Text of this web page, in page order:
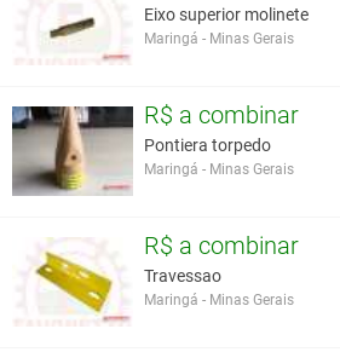
Eixo superior molinete
Maringá - Minas Gerais
R$ a combinar
Pontiera torpedo
Maringá - Minas Gerais
R$ a combinar
Travessao
Maringá - Minas Gerais